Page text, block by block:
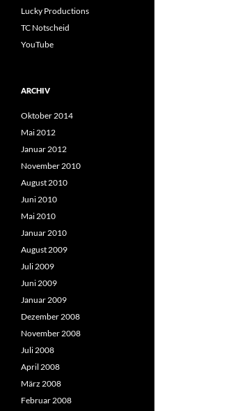
Lucky Productions
TC Notscheid
YouTube
ARCHIV
Oktober 2014
Mai 2012
Januar 2012
November 2010
August 2010
Juni 2010
Mai 2010
Januar 2010
August 2009
Juli 2009
Juni 2009
Januar 2009
Dezember 2008
November 2008
Juli 2008
April 2008
März 2008
Februar 2008